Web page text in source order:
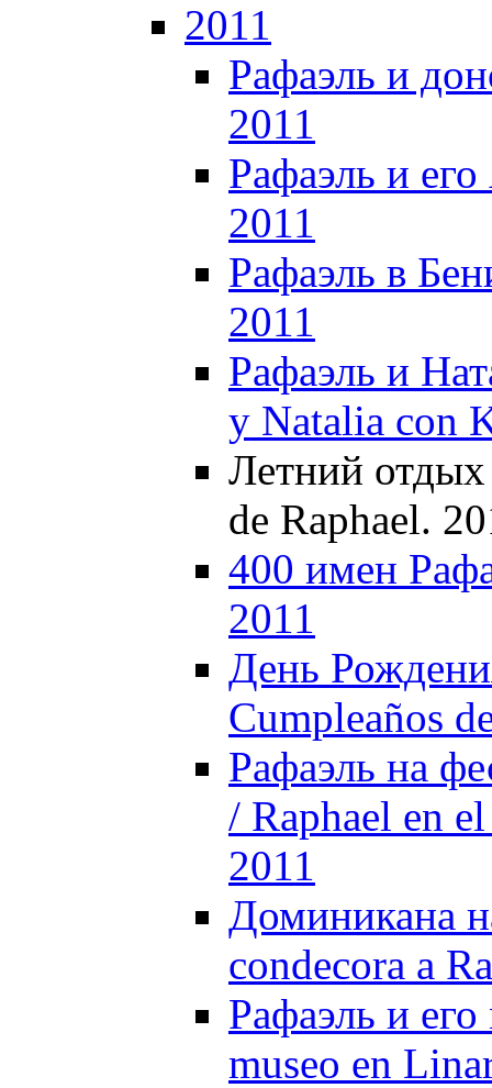
2011
Рафаэль и
2011
Рафаэль и
2011
Рафаэль в
2011
Рафаэль и
y Natalia con
Летний отдых
de Raphael.
400 имен
2011
День
Cumpleaños
Рафаэль на
/ Raphael en
2011
Доминикана
condecora a
Рафаэль и
museo en